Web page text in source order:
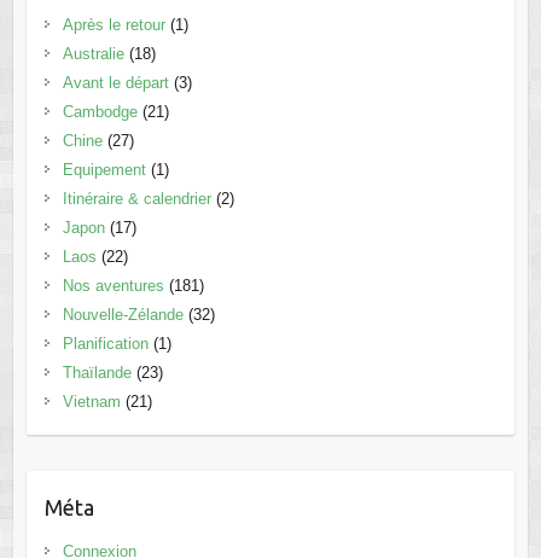
Après le retour(1)
Australie(18)
Avant le départ(3)
Cambodge(21)
Chine(27)
Equipement(1)
Itinéraire & calendrier(2)
Japon(17)
Laos (22)
Nos aventures (181)
Nouvelle-Zélande(32)
Planification(1)
Thaïlande(23)
Vietnam (21)
Méta
Connexion